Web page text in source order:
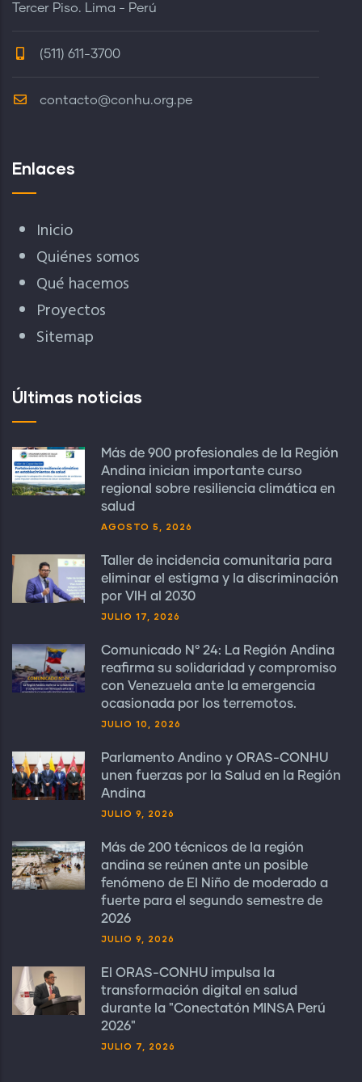
Tercer Piso. Lima - Perú
(511) 611-3700
contacto@conhu.org.pe
Enlaces
Inicio
Quiénes somos
Qué hacemos
Proyectos
Sitemap
Últimas noticias
Más de 900 profesionales de la Región
Andina inician importante curso
regional sobre resiliencia climática en
salud
AGOSTO 5, 2026
Taller de incidencia comunitaria para
eliminar el estigma y la discriminación
por VIH al 2030
JULIO 17, 2026
Comunicado N° 24: La Región Andina
reafirma su solidaridad y compromiso
con Venezuela ante la emergencia
ocasionada por los terremotos.
JULIO 10, 2026
Parlamento Andino y ORAS-CONHU
unen fuerzas por la Salud en la Región
Andina
JULIO 9, 2026
Más de 200 técnicos de la región
andina se reúnen ante un posible
fenómeno de El Niño de moderado a
fuerte para el segundo semestre de
2026
JULIO 9, 2026
El ORAS-CONHU impulsa la
transformación digital en salud
durante la "Conectatón MINSA Perú
2026"
JULIO 7, 2026